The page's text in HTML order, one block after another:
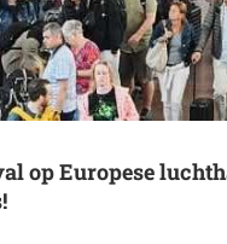
op Europese